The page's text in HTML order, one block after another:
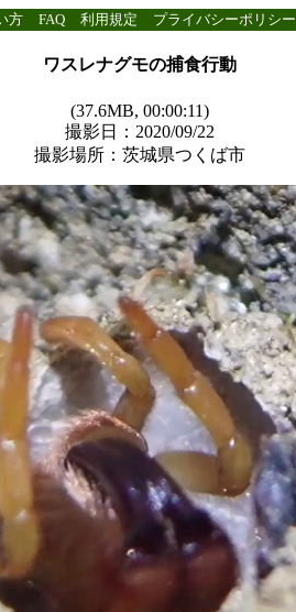
方 FAQ 利用規定 プライバシーポリシー
ワスレナグモの捕食行動
(37.6MB, 00:00:11)
撮影日：2020/09/22
撮影場所：茨城県つくば市